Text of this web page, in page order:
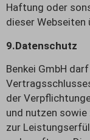
Haftung oder
dieser Webseiten
9.Datenschutz
Benkei GmbH
der
und nutzen sowie
zur